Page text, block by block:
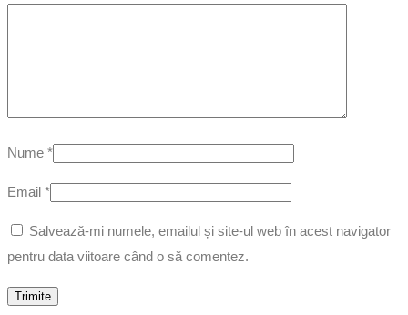
Nume *
Email *
Salvează-mi numele, emailul și site-ul web în acest navigator
pentru data viitoare când o să comentez.